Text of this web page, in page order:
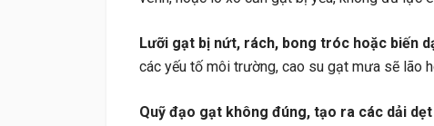
Lưỡi gạt bị nứt, rách, bong tróc hoặc biến
các yếu tố môi trường, cao su gạt mưa sẽ lão
Quỹ đạo gạt không đúng, tạo ra các dải